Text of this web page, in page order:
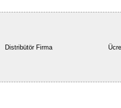
Distribütör Firma